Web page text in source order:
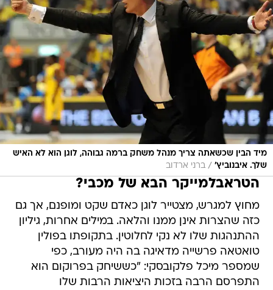
מיד הבין שכשאתה צריך מנהל משחק ברמה גבוהה, לוגן הוא לא האיש
שלך. איבנוביץ' / ברני ארדוב
הטראבלמייקר הבא של מכבי?
מחוץ למגרש, מצטייר לוגן כאדם שקט ומופנם, אך גם
כזה שהצרות אינן ממנו והלאה. במילים אחרות, גיליון
ההתנהגות שלו לא נקי לחלוטין. בתקופתו בפולין
טואטאה פרשייה מדאיגה בה היה מעורב, כפי
שמספר מיכל פלקובסקי: "כששיחק בפרוקום הוא
התפרסם הרבה בזכות היציאות הרבות שלו